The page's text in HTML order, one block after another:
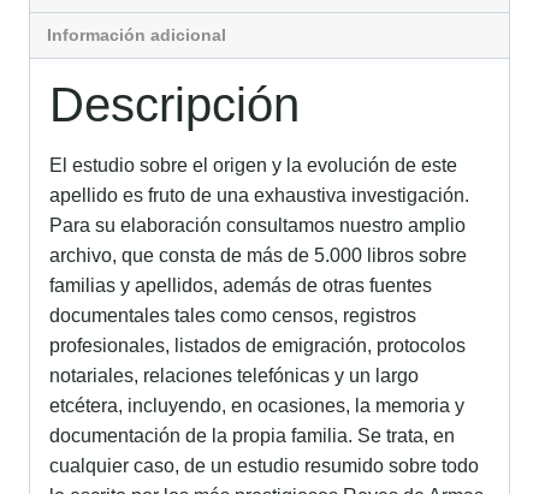
Información adicional
Descripción
El estudio sobre el origen y la evolución de este
apellido es fruto de una exhaustiva investigación.
Para su elaboración consultamos nuestro amplio
archivo, que consta de más de 5.000 libros sobre
familias y apellidos, además de otras fuentes
documentales tales como censos, registros
profesionales, listados de emigración, protocolos
notariales, relaciones telefónicas y un largo
etcétera, incluyendo, en ocasiones, la memoria y
documentación de la propia familia. Se trata, en
cualquier caso, de un estudio resumido sobre todo